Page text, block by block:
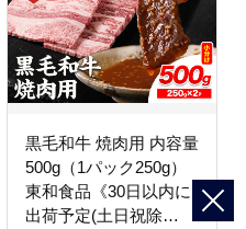
黒毛和牛 焼肉用 内容量
500g（1パック250g）
東和食品《30日以内に
出荷予定(土日祝除